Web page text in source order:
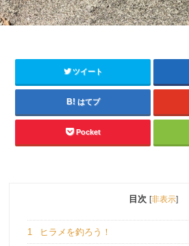
ツイート
はてブ
Pocket
目次 [非表示]
1 ヒラメを釣ろう！